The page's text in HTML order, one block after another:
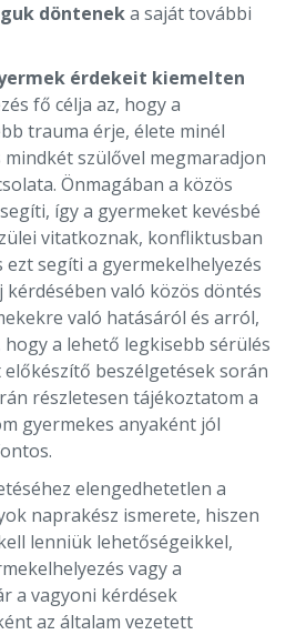
dönteneka saját további
érdekeit kiemelten
fő célja az, hogy a
trauma érje, élete minél
szülővel megmaradjon
Önmagában a közös
így a gyermeket kevésbé
vitatkoznak, konfliktusban
ezt segíti a gyermekelhelyezés
való közös döntés
való hatásáról és arról,
a lehető legkisebb sérülés
beszélgetések során
részletesen tájékoztatom a
gyermekes anyaként jól
elengedhetetlen a
naprakész ismerete, hiszen
lenniük lehetőségeikkel,
vagy a
a vagyoni kérdések
az általam vezetett